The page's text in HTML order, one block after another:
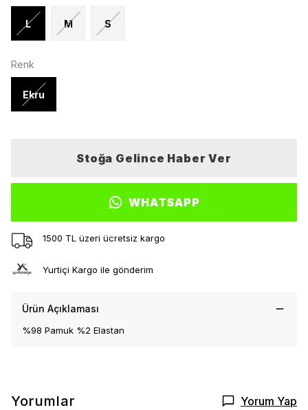
L M S
Renk
Ekru
Stoğa Gelince Haber Ver
WHATSAPP
1500 TL üzeri ücretsiz kargo
Yurtiçi Kargo ile gönderim
Ürün Açıklaması
%98 Pamuk %2 Elastan
Yorumlar Yorum Yap